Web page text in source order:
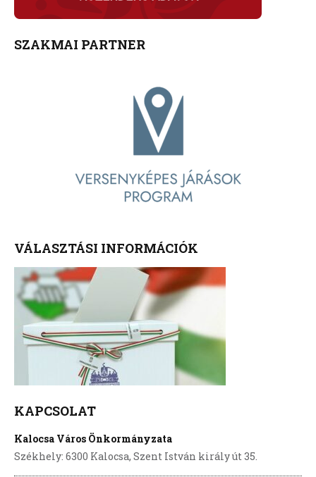
SZAKMAI PARTNER
VÁLASZTÁSI INFORMÁCIÓK
KAPCSOLAT
Kalocsa Város Önkormányzata
Székhely: 6300 Kalocsa, Szent István király út 35.